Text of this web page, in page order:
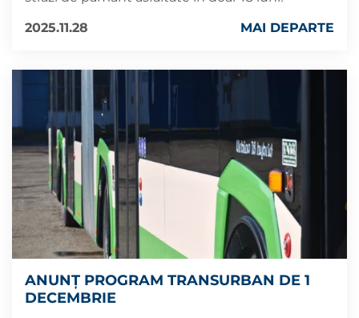
2025.11.28
MAI DEPARTE
ANUNȚ PROGRAM TRANSURBAN DE 1
DECEMBRIE